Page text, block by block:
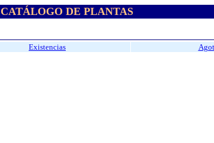
CATÁLOGO DE PLANTAS
Existencias